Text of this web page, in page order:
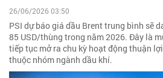
26/06/2026 03:50
PSI dự báo giá dầu Brent trung bình sẽ
85 USD/thùng trong năm 2026. Đây là
tiếp tục mở ra chu kỳ hoạt động thuận
thuộc nhóm ngành dầu khí.